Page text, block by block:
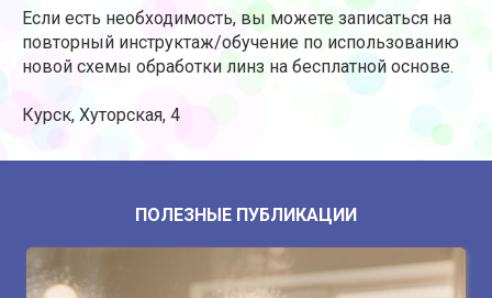
Если есть необходимость, вы можете записаться на
повторный инструктаж/обучение по использованию
новой схемы обработки линз на бесплатной основе.
Курск, Хуторская, 4
ПОЛЕЗНЫЕ ПУБЛИКАЦИИ